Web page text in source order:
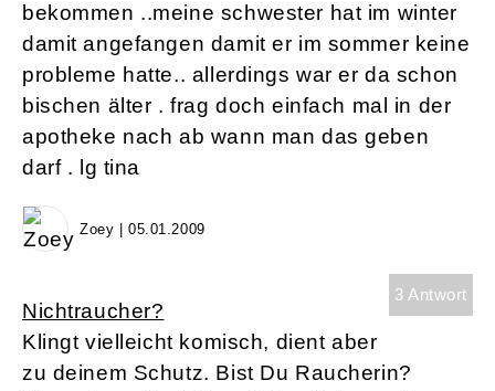
bekommen ..meine schwester hat im winter
damit angefangen damit er im sommer keine
probleme hatte.. allerdings war er da schon
bischen älter . frag doch einfach mal in der
apotheke nach ab wann man das geben
darf . lg tina
Zoey | 05.01.2009
3 Antwort
Nichtraucher?
Klingt vielleicht komisch, dient aber
zu deinem Schutz. Bist Du Raucherin?